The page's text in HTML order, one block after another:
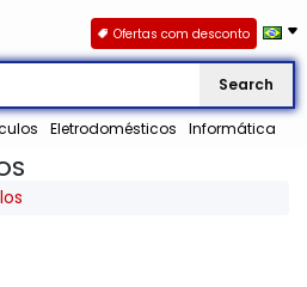
Search
Eletrodomésticos Informática
Ofertas com desconto